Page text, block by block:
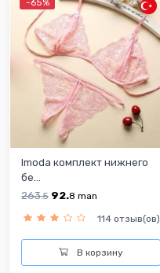
-65%
Imoda комплект нижнего
бе...
263.5 92.8 man
114 отзыв(ов)
В корзину